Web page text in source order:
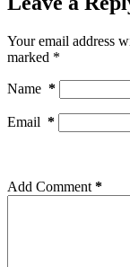
Your email address
marked *
Name *
Email *
Add Comment *